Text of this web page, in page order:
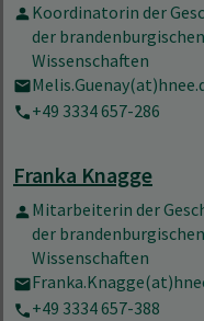
Koordinatorin der
der
Wissenschaften
+49 3334 657-286
Franka Knagge
Mitarbeiterin der
der
Wissenschaften
+49 3334 657-388